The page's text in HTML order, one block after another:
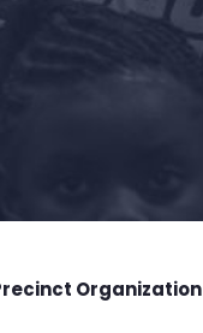
Organization